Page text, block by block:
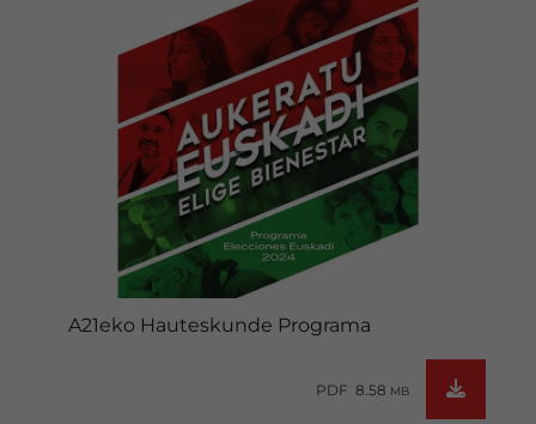
A21eko Hauteskunde Programa
PDF 8.58 MB